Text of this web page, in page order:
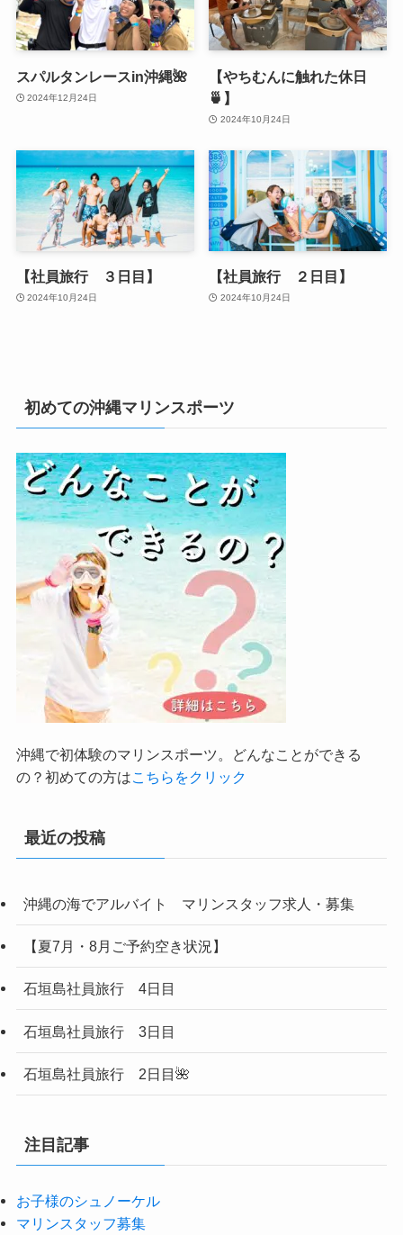
スパルタンレースin沖縄🌺
2024年12月24日
【やちむんに触れた休日
🍵】
2024年10月24日
【社員旅行 ３日目】
2024年10月24日
【社員旅行 ２日目】
2024年10月24日
初めての沖縄マリンスポーツ
沖縄で初体験のマリンスポーツ。どんなことができる
の？初めての方はこちらをクリック
最近の投稿
沖縄の海でアルバイト マリンスタッフ求人・募集
【夏7月・8月ご予約空き状況】
石垣島社員旅行 4日目
石垣島社員旅行 3日目
石垣島社員旅行 2日目🌺
注目記事
お子様のシュノーケル
マリンスタッフ募集